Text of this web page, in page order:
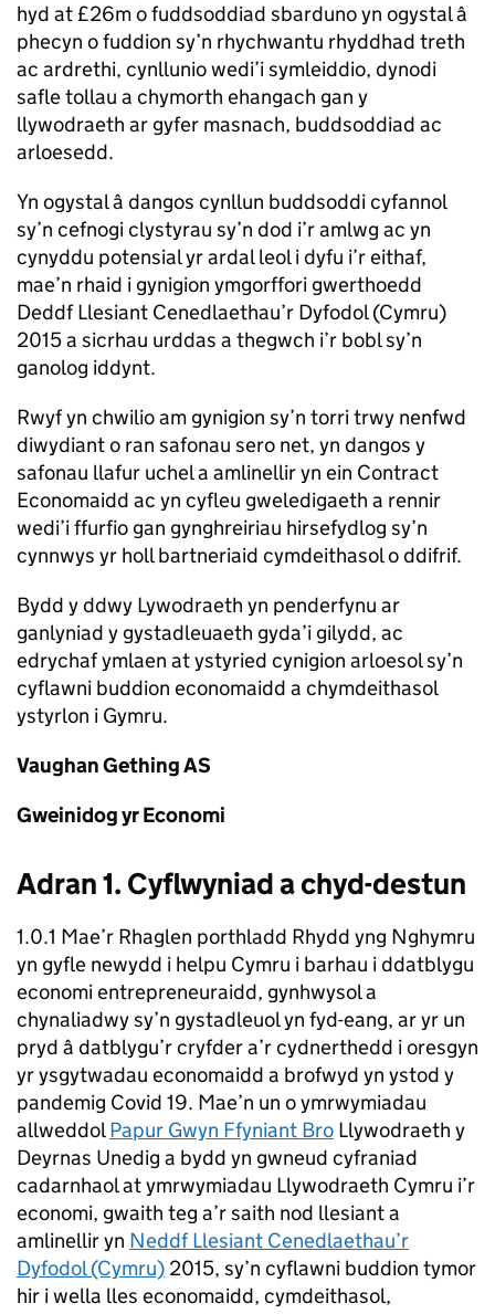
hyd at £26m o fuddsoddiad sbarduno yn ogystal â
phecyn o fuddion sy’n rhychwantu rhyddhad treth
ac ardrethi, cynllunio wedi’i symleiddio, dynodi
safle tollau a chymorth ehangach gan y
llywodraeth ar gyfer masnach, buddsoddiad ac
arloesedd.
Yn ogystal â dangos cynllun buddsoddi cyfannol
sy’n cefnogi clystyrau sy’n dod i’r amlwg ac yn
cynyddu potensial yr ardal leol i dyfu i’r eithaf,
mae’n rhaid i gynigion ymgorffori gwerthoedd
Deddf Llesiant Cenedlaethau’r Dyfodol (Cymru)
2015 a sicrhau urddas a thegwch i’r bobl sy’n
ganolog iddynt.
Rwyf yn chwilio am gynigion sy’n torri trwy nenfwd
diwydiant o ran safonau sero net, yn dangos y
safonau llafur uchel a amlinellir yn ein Contract
Economaidd ac yn cyfleu gweledigaeth a rennir
wedi’i ffurfio gan gynghreiriau hirsefydlog sy’n
cynnwys yr holl bartneriaid cymdeithasol o ddifrif.
Bydd y ddwy Lywodraeth yn penderfynu ar
ganlyniad y gystadleuaeth gyda’i gilydd, ac
edrychaf ymlaen at ystyried cynigion arloesol sy’n
cyflawni buddion economaidd a chymdeithasol
ystyrlon i Gymru.
Vaughan Gething AS
Gweinidog yr Economi
Adran 1. Cyflwyniad a chyd-destun
1.0.1 Mae’r Rhaglen porthladd Rhydd yng Nghymru
yn gyfle newydd i helpu Cymru i barhau i ddatblygu
economi entrepreneuraidd, gynhwysol a
chynaliadwy sy’n gystadleuol yn fyd-eang, ar yr un
pryd â datblygu’r cryfder a’r cydnerthedd i oresgyn
yr ysgytwadau economaidd a brofwyd yn ystod y
pandemig Covid 19. Mae’n un o ymrwymiadau
allweddolPapur Gwyn Ffyniant Bro Llywodraeth y
Deyrnas Unedig a bydd yn gwneud cyfraniad
cadarnhaol at ymrwymiadau Llywodraeth Cymru i’r
economi, gwaith teg a’r saith nod llesiant a
amlinellir yn Neddf Llesiant Cenedlaethau’r
Dyfodol (Cymru) 2015, sy’n cyflawni buddion tymor
hir i wella lles economaidd, cymdeithasol,